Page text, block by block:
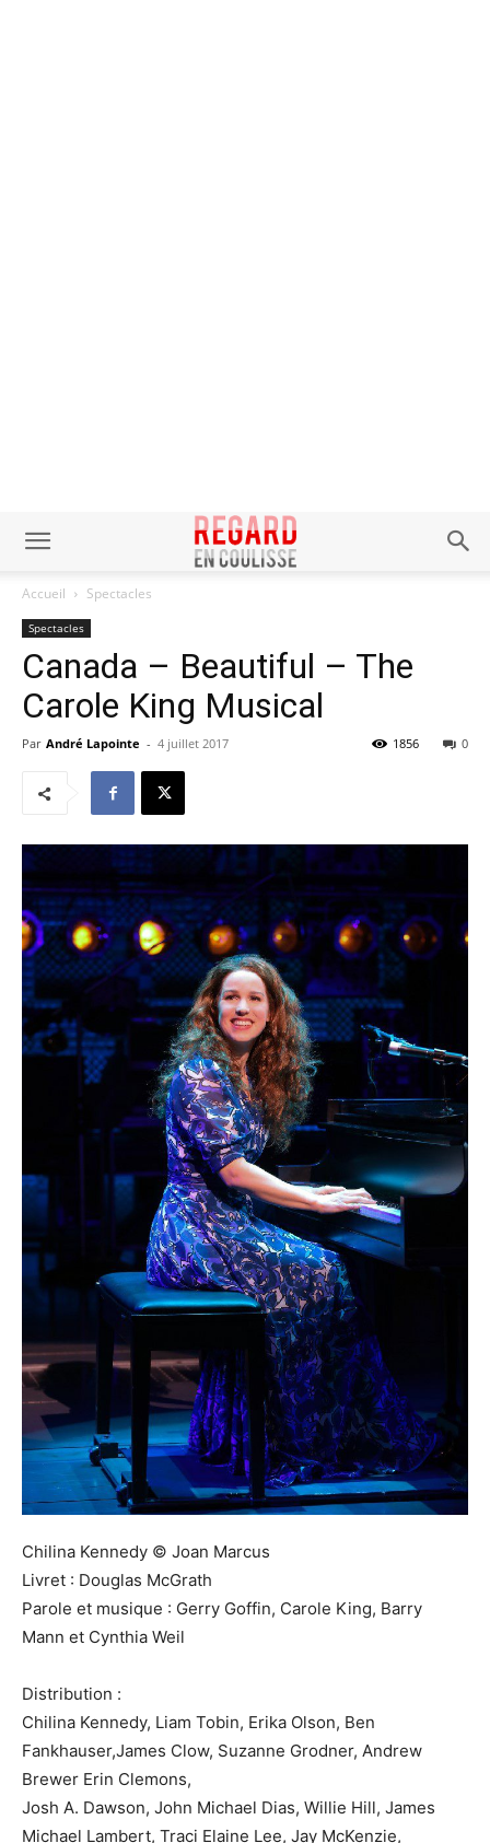
Accueil Spectacles
Spectacles
Canada – Beautiful – The
Carole King Musical
Par André Lapointe - 4 juillet 2017 0
1856
Chilina Kennedy © Joan Marcus
Livret : Douglas McGrath
Parole et musique : Gerry Goffin, Carole King, Barry
Mann et Cynthia Weil
Distribution :
Chilina Kennedy, Liam Tobin, Erika Olson, Ben
Fankhauser,James Clow, Suzanne Grodner, Andrew
Brewer Erin Clemons,
Josh A. Dawson, John Michael Dias, Willie Hill, James
Michael Lambert, Traci Elaine Lee, Jay McKenzie,